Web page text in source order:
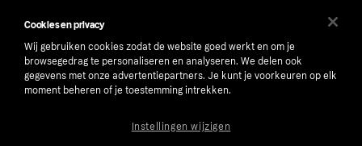
Cookies en privacy
Wij gebruiken cookies zodat de website goed werkt en om je
browsegedrag te personaliseren en analyseren. We delen ook
gegevens met onze advertentiepartners. Je kunt je voorkeuren op elk
moment beheren of je toestemming intrekken.
Instellingen wijzigen